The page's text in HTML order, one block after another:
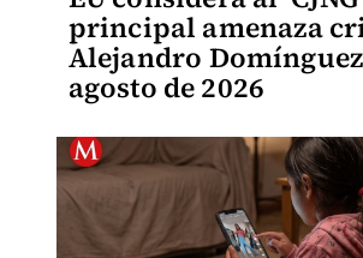
principal amenaza
Alejandro
agosto de 2026